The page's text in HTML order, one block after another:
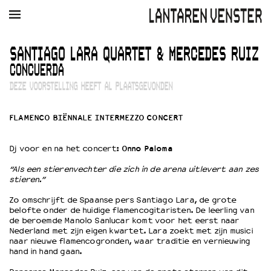
AGENDA FILM MUZIEK RESTAURANT VERHUUR
Winkelmandje
Zoek
Openingstijden & contact
Kaartverkoop
EDUCATIE
Schoolvoorstellingen
Filmprogramma’s Primair Onderwijs
Filmprogramma’s VO/MBO
Speciale educatieprogramma’s
SANTIAGO LARA QUARTET & MERCEDES RUIZ
CONCUERDA
DEZE VOORSTELLING HEEFT AL PLAATSGEVONDEN
FLAMENCO BIËNNALE INTERMEZZO CONCERT
Dj voor en na het concert: Onno Paloma
“Als een stierenvechter die zich in de arena uitlevert aan zes
stieren.”
Zo omschrijft de Spaanse pers Santiago Lara, de grote
belofte onder de huidige flamencogitaristen. De leerling van
de beroemde Manolo Sanlucar komt voor het eerst naar
Nederland met zijn eigen kwartet. Lara zoekt met zijn musici
naar nieuwe flamencogronden, waar traditie en vernieuwing
hand in hand gaan.